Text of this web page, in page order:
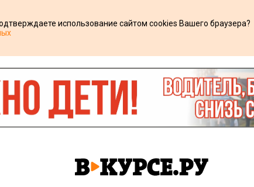
использование сайтом cookies Вашего браузера?